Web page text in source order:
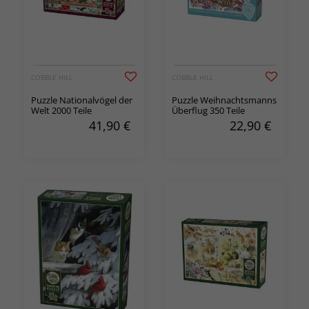
COBBLE HILL
Puzzle Nationalvögel der
Welt 2000 Teile
41,90 €
COBBLE HILL
Puzzle Weihnachtsmanns
Überflug 350 Teile
22,90 €